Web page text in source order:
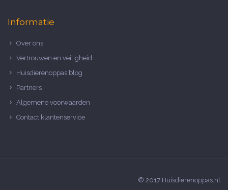
Informatie
Over ons
Vertrouwen en veiligheid
Huisdierenoppas blog
Partners
Algemene voorwaarden
Contact klantenservice
© 2017 Huisdierenoppas.nl